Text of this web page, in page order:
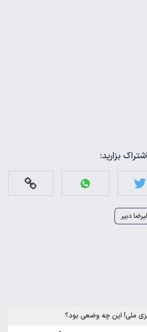
بزارید:
دبیر
ملی! این چه وضعی بود؟